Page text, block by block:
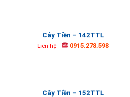
Cây Tiền – 142TTL
Liên hệ 0915.278.598
Cây Tiền – 152TTL